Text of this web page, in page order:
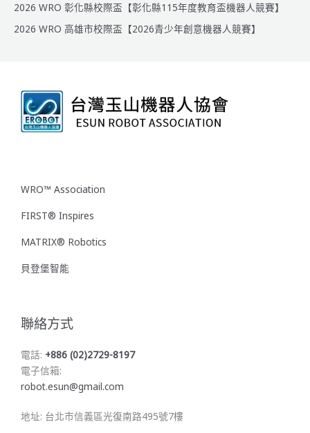
2026 WRO 彰化縣校際盃【彰化縣115年度教育盃機器人競賽】
2026 WRO 高雄市校際盃【2026青少年創意機器人競賽】
WRO™ Association
FIRST® Inspires
MATRIX® Robotics
貝登堡智能
聯絡方式
電話: +886 (02)2729-8197
電子信箱:
robot.esun@gmail.com
地址: 台北市信義區光復南路495號7樓